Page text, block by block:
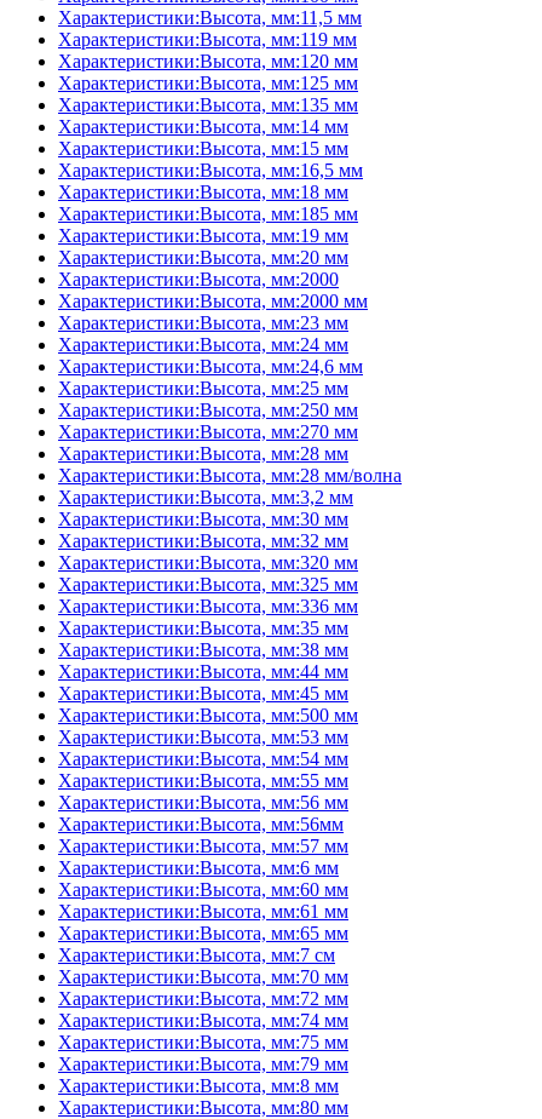
Характеристики:Высота, мм:11,5 мм
Характеристики:Высота, мм:119 мм
Характеристики:Высота, мм:120 мм
Характеристики:Высота, мм:125 мм
Характеристики:Высота, мм:135 мм
Характеристики:Высота, мм:14 мм
Характеристики:Высота, мм:15 мм
Характеристики:Высота, мм:16,5 мм
Характеристики:Высота, мм:18 мм
Характеристики:Высота, мм:185 мм
Характеристики:Высота, мм:19 мм
Характеристики:Высота, мм:20 мм
Характеристики:Высота, мм:2000
Характеристики:Высота, мм:2000 мм
Характеристики:Высота, мм:23 мм
Характеристики:Высота, мм:24 мм
Характеристики:Высота, мм:24,6 мм
Характеристики:Высота, мм:25 мм
Характеристики:Высота, мм:250 мм
Характеристики:Высота, мм:270 мм
Характеристики:Высота, мм:28 мм
Характеристики:Высота, мм:28 мм/волна
Характеристики:Высота, мм:3,2 мм
Характеристики:Высота, мм:30 мм
Характеристики:Высота, мм:32 мм
Характеристики:Высота, мм:320 мм
Характеристики:Высота, мм:325 мм
Характеристики:Высота, мм:336 мм
Характеристики:Высота, мм:35 мм
Характеристики:Высота, мм:38 мм
Характеристики:Высота, мм:44 мм
Характеристики:Высота, мм:45 мм
Характеристики:Высота, мм:500 мм
Характеристики:Высота, мм:53 мм
Характеристики:Высота, мм:54 мм
Характеристики:Высота, мм:55 мм
Характеристики:Высота, мм:56 мм
Характеристики:Высота, мм:56мм
Характеристики:Высота, мм:57 мм
Характеристики:Высота, мм:6 мм
Характеристики:Высота, мм:60 мм
Характеристики:Высота, мм:61 мм
Характеристики:Высота, мм:65 мм
Характеристики:Высота, мм:7 см
Характеристики:Высота, мм:70 мм
Характеристики:Высота, мм:72 мм
Характеристики:Высота, мм:74 мм
Характеристики:Высота, мм:75 мм
Характеристики:Высота, мм:79 мм
Характеристики:Высота, мм:8 мм
Характеристики:Высота, мм:80 мм